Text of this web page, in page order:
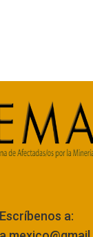
Escríbenos a: